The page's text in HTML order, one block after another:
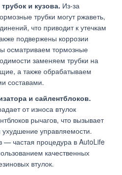
и кузова. Из-за
трубки могут ржаветь,
что приводит к утечкам
подвержены коррозии
осматриваем тормозные
заменяем трубки на
а также обрабатываем
составами.
и сайлентблоков.
от износа втулок
рычагов, что вызывает
ухудшение управляемости.
— частая процедура в AutoLife
качественных
втулок.